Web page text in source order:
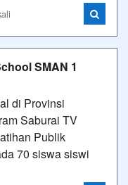
SMAN 1
di Provinsi
Saburai TV
Publik
70 siswa siswi